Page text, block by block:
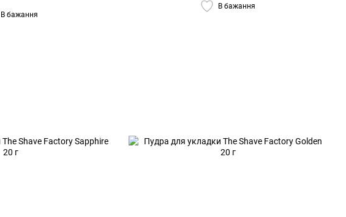
В бажання
В бажання